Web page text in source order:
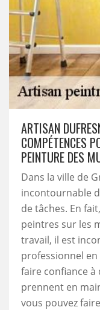
ARTISAN
COMPÉTENCES
PEINTURE DES
Dans la ville de
incontournable
de tâches. En
peintres sur les
travail, il est
professionnel
faire confiance à
prennent en
vous pouvez